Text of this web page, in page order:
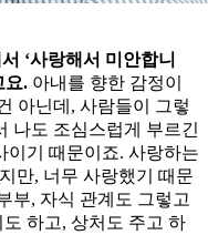
‘사랑해서 미안합니
요. 아내를 향한 감정이
아닌데, 사람들이 그렇
나도 조심스럽게 부르긴
이기 때문이죠. 사랑하는
만, 너무 사랑했기 때문
부, 자식 관계도 그렇고
하고, 상처도 주고 하